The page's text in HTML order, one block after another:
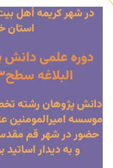
در شهر کریمه أهل
استان
دوره علمی
البلاغه سطح۳ حوزه علمیه خوزستان
موسسه امیرالمومنین
حضور در شهر قم
و به دیدار